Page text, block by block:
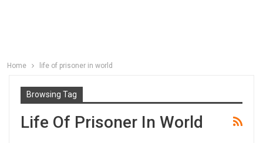
Home life of prisoner in world
Browsing Tag
Life Of Prisoner In World